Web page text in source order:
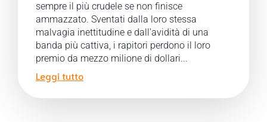
sempre il più crudele se non finisce
ammazzato. Sventati dalla loro stessa
malvagia inettitudine e dall'avidità di una
banda più cattiva, i rapitori perdono il loro
premio da mezzo milione di dollari...
Leggi tutto